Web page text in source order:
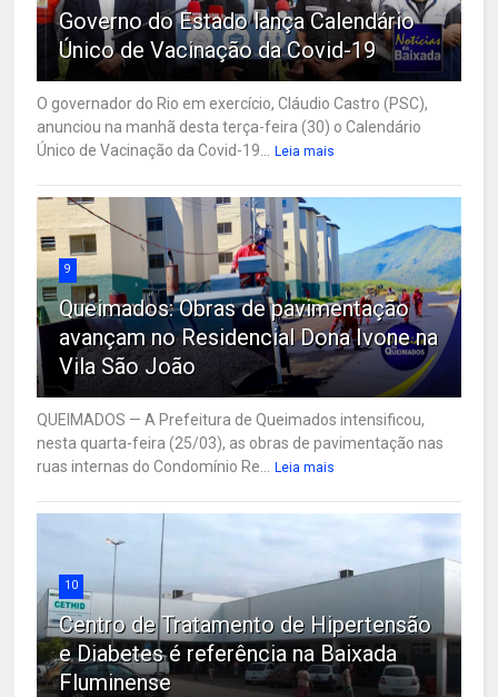
Governo do Estado lança Calendário
Único de Vacinação da Covid-19
O governador do Rio em exercício, Cláudio Castro (PSC),
anunciou na manhã desta terça-feira (30) o Calendário
Único de Vacinação da Covid-19...
Leia mais
9
Queimados: Obras de pavimentação
avançam no Residencial Dona Ivone na
Vila São João
QUEIMADOS — A Prefeitura de Queimados intensificou,
nesta quarta-feira (25/03), as obras de pavimentação nas
ruas internas do Condomínio Re...
Leia mais
10
Centro de Tratamento de Hipertensão
e Diabetes é referência na Baixada
Fluminense